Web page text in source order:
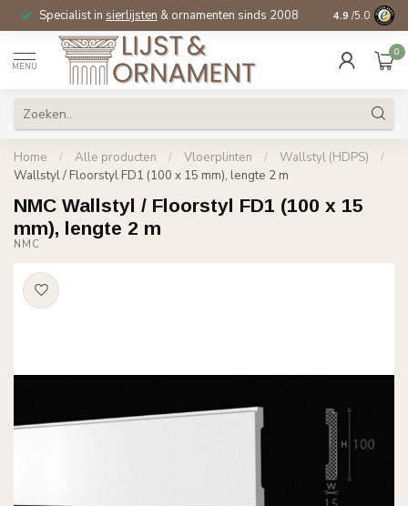
Specialist in sierlijsten & ornamenten sinds 2008 4.9 /5.0
MENU
0
Home / Alle producten / Vloerplinten / Wallstyl (HDPS)
/
Wallstyl / Floorstyl FD1 (100 x 15 mm), lengte 2 m
NMC Wallstyl / Floorstyl FD1 (100 x 15
mm), lengte 2 m
NMC